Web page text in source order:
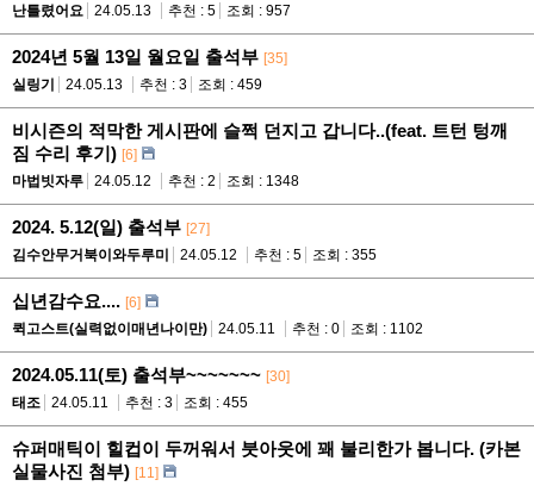
난틀렸어요
24.05.13 추천 : 5 조회 : 957
2024년 5월 13일 월요일 출석부 [35]
실링기
24.05.13 추천 : 3 조회 : 459
비시즌의 적막한 게시판에 슬쩍 던지고 갑니다..(feat. 트턴 텅깨
짐 수리 후기) [6]
마법빗자루
24.05.12 추천 : 2 조회 : 1348
2024. 5.12(일) 출석부 [27]
김수안무거북이와두루미
24.05.12 추천 : 5 조회 : 355
십년감수요.... [6]
퀵고스트(실력없이매년나이만)
24.05.11 추천 : 0 조회 : 1102
2024.05.11(토) 출석부~~~~~~~ [30]
태조
24.05.11 추천 : 3 조회 : 455
슈퍼매틱이 힐컵이 두꺼워서 붓아웃에 꽤 불리한가 봅니다. (카본
실물사진 첨부) [11]